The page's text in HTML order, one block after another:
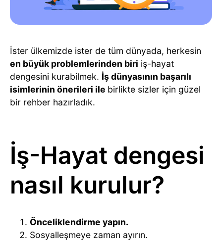
İster ülkemizde ister de tüm dünyada, herkesin
en büyük problemlerinden biri iş-hayat
dengesini kurabilmek. İş dünyasının başarılı
isimlerinin önerileri ile birlikte sizler için güzel
bir rehber hazırladık.
İş-Hayat dengesi
nasıl kurulur?
Önceliklendirme yapın.
Sosyalleşmeye zaman ayırın.